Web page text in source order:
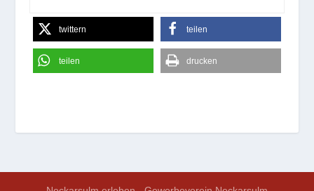
twittern teilen
teilen drucken